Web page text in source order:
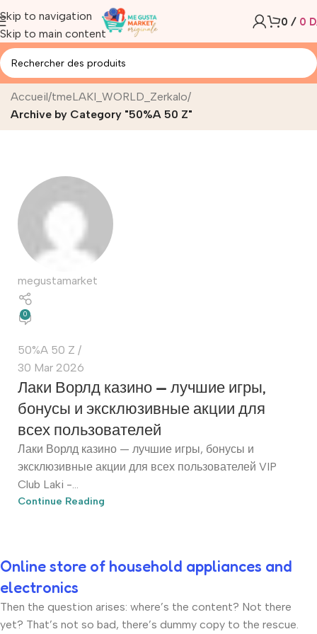
Skip to navigation
Skip to main content
0 / 0
50%A 50 Z
Accueil/tmeLAKI_WORLD_Zerkalo/
Archive by Category "50%A 50 Z"
megustamarket
0
50%A 50 Z
30 Mar 2026
Лаки Ворлд казино — лучшие игры,
бонусы и эксклюзивные акции для
всех пользователей
Лаки Ворлд казино — лучшие игры, бонусы и
эксклюзивные акции для всех пользователей VIP
Club Laki -...
Continue Reading
Online store of household appliances and
electronics
Then the question arises: where’s the content? Not there
yet? That’s not so bad, there’s dummy copy to the rescue.